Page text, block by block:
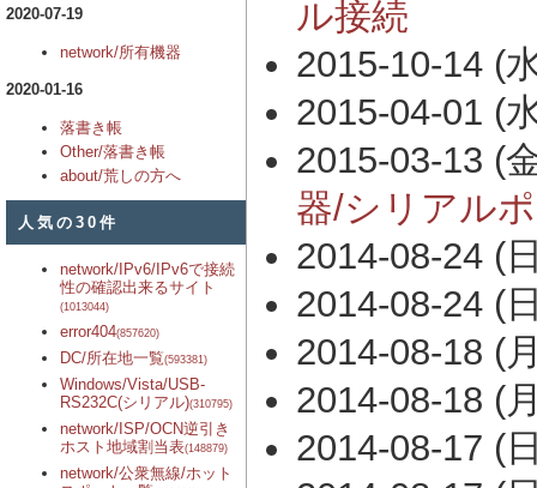
2020-07-19
network/所有機器
2020-01-16
落書き帳
Other/落書き帳
about/荒しの方へ
人気の30件
network/IPv6/IPv6で接続
性の確認出来るサイト
(1013044)
error404(857620)
DC/所在地一覧(593381)
Windows/Vista/USB-
RS232C(シリアル)(310795)
network/ISP/OCN逆引き
ホスト地域割当表(148879)
network/公衆無線/ホット
ル接続
2015-10-14 (
2015-04-01 (
2015-03-13 (
器/シリアル
2014-08-24 (
2014-08-24 (
2014-08-18 (
2014-08-18 (
2014-08-17 (